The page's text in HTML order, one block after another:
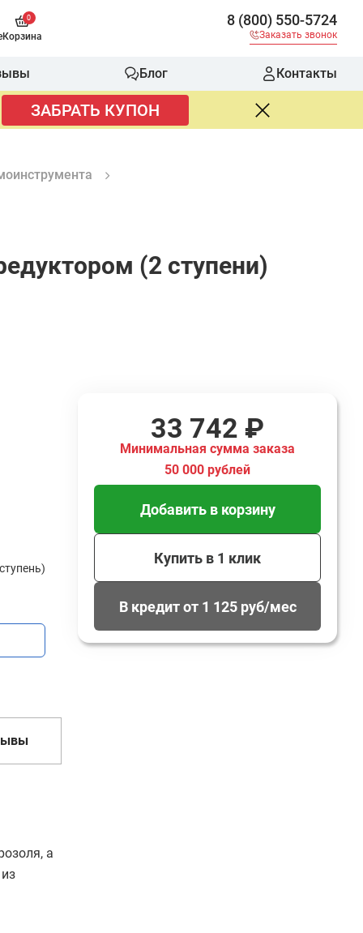
0
Корзина
8 (800) 550-5724
Заказать звонок
Блог Контакты
ЗАБРАТЬ КУПОН
(2 ступени)
а
33 742 ₽
Минимальная сумма заказа
50 000 рублей
Добавить в корзину
Купить в 1 клик
В кредит от 1 125 руб/мес